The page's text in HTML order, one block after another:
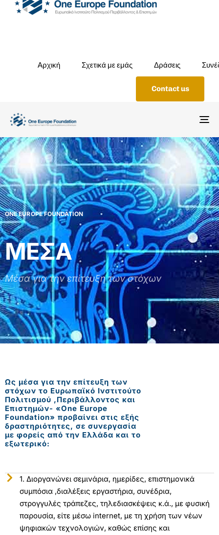
Αρχική Σχετικά με εμάς Δράσεις
Contact us
ONE EUROPE FOUNDATION
ΜΕΣΑ
Μέσα για την επίτευξη των στόχων
Ως μέσα για την επίτευξη των
στόχων το Ευρωπαϊκό Ινστιτούτο
Πολιτισμού ,Περιβάλλοντος και
Επιστημών- «One Europe
Foundation» προβαίνει στις εξής
δραστηριότητες, σε συνεργασία
με φορείς από την Ελλάδα και το
εξωτερικό:
1. Διοργανώνει σεμινάρια, ημερίδες, επιστημονικά
συμπόσια ,διαλέξεις εργαστήρια, συνέδρια,
στρογγυλές τράπεζες, τηλεδιασκέψεις κ.ά., με φυσική
παρουσία, είτε μέσω internet, με τη χρήση των νέων
ψηφιακών τεχνολογιών, καθώς επίσης και